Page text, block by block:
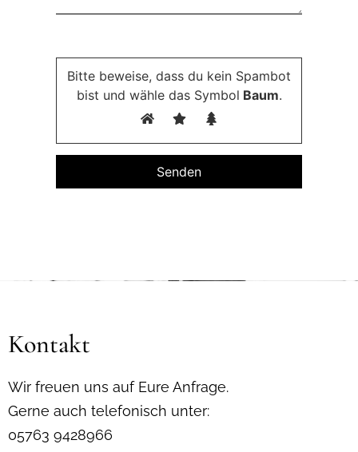
Bitte lasse dieses Feld leer.
Bitte beweise, dass du kein Spambot
bist und wähle das Symbol Baum.
Kontakt
Wir freuen uns auf Eure Anfrage.
Gerne auch telefonisch unter:
05763 9428966